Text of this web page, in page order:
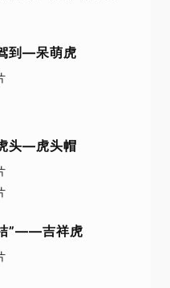
到—呆萌虎
头—虎头帽
”——吉祥虎